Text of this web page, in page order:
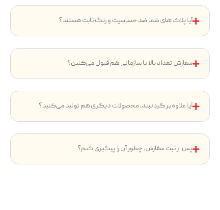
آیا پلاک های شما ضد حساسیت و رنگ ثابت هستند؟
سفارش تعداد بالا یا سازمانی هم قبول می‌کنین؟
آیا علاوه بر گردنبند، محصولات دیگری هم تولید می‌کنید؟
پس از ثبت سفارش، چطور آن را پیگیری کنم؟